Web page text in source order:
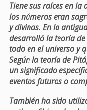
Tiene sus raíces en la
los números eran
y divinas. En la
desarrolló la teoría
todo en el universo y
Según la teoría de
un significado
eventos futuros o
También ha sido